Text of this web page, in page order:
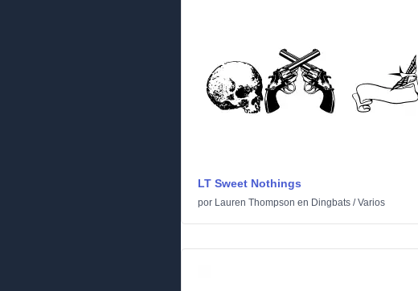
LT Sweet Nothings
por Lauren Thompson en Dingbats /Varios